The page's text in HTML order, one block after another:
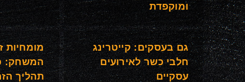
ומוקפדת
גם בעסקים: קייטרינג
חלבי כשר לאירועים
עסקיים
מומחיות
המשחק:
תהליך